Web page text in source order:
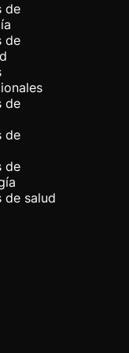
de
de
de
de
de
de salud